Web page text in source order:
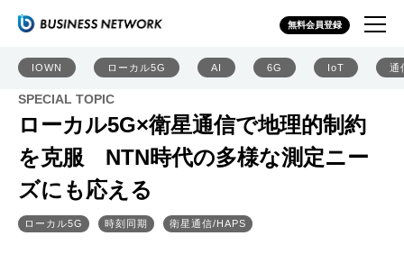
無料会員登録
IOWN ローカル5G AI 6G IoT 通
SPECIAL TOPIC
ローカル5G×衛星通信で地理的制約
を克服 NTN時代の多様な測定ニー
ズにも応える
ローカル5G 時刻同期 衛星通信/HAPS